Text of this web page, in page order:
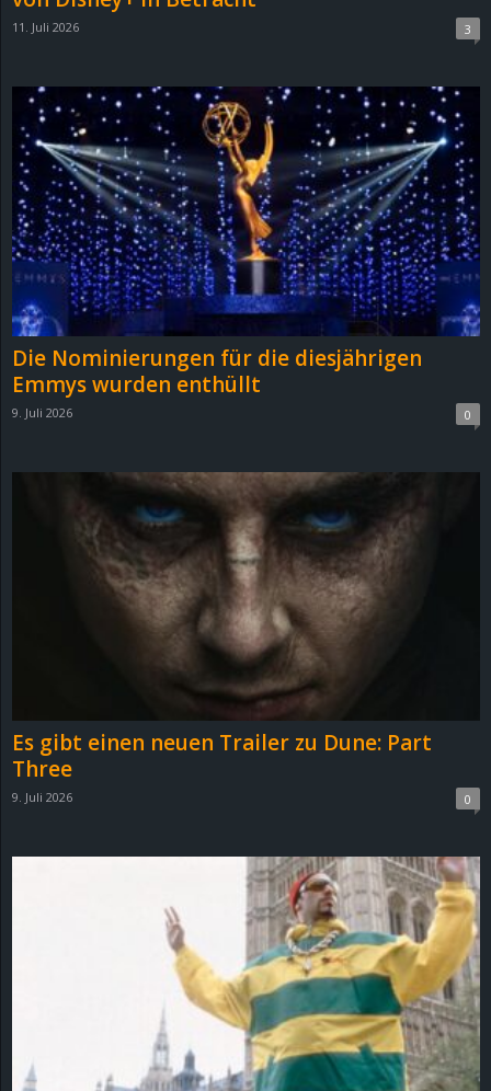
11. Juli 2026 3
Die Nominierungen für die diesjährigen
Emmys wurden enthüllt
9. Juli 2026 0
Es gibt einen neuen Trailer zu Dune: Part
Three
9. Juli 2026 0